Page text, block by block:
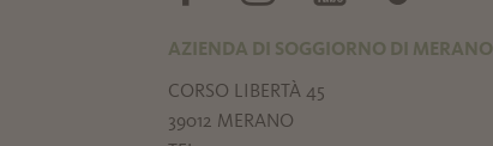
AZIENDA DI SOGGIORNO DI MERANO
CORSO LIBERTÀ 45
39012 MERANO